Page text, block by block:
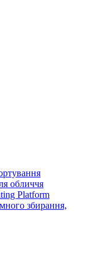
обличчя
Platform
збирання,